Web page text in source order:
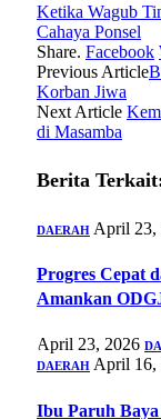
Ketika Wagub
Cahaya Ponsel
Share. Facebook
Previous Article
Korban Jiwa
Next Article
di Masamba
Berita
DAERAH April 23,
Progres Cepat
Amankan
April 23, 2026
DAERAH April 16,
Ibu Paruh